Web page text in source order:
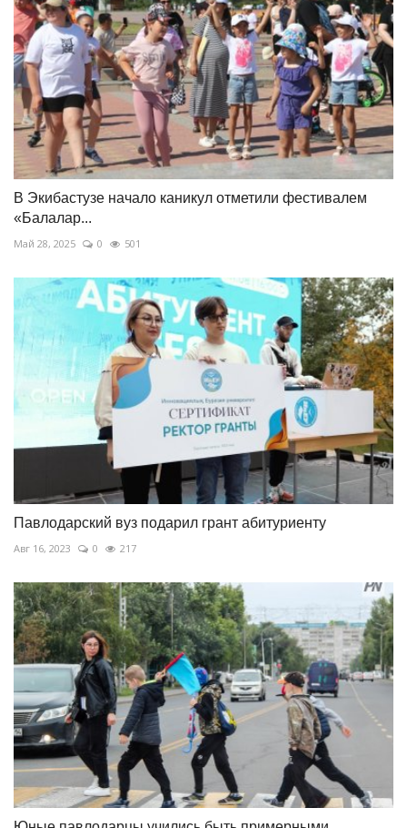
В Экибастузе начало каникул отметили фестивалем
«Балалар...
Май 28, 2025 0 501
Павлодарский вуз подарил грант абитуриенту
Авг 16, 2023 0 217